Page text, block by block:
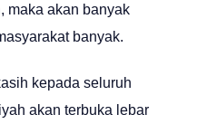
maka akan banyak
banyak.
kepada seluruh
akan terbuka lebar